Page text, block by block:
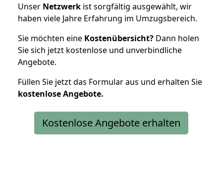
Unser Netzwerk ist sorgfältig ausgewählt, wir
haben viele Jahre Erfahrung im Umzugsbereich.
Sie möchten eine Kostenübersicht? Dann holen
Sie sich jetzt kostenlose und unverbindliche
Angebote.
Füllen Sie jetzt das Formular aus und erhalten Sie
kostenloseAngebote.
Kostenlose Angebote erhalten